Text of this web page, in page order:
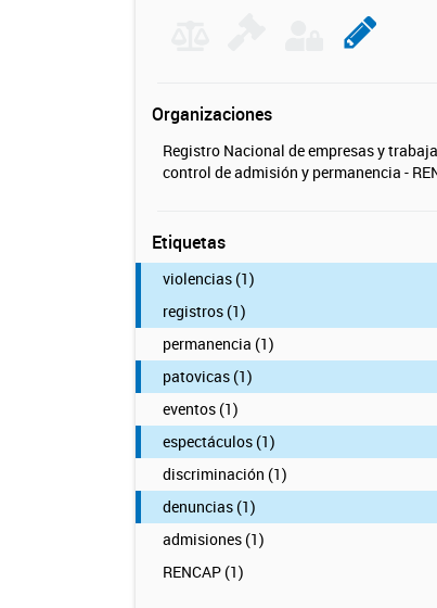
Organizaciones
Registro Nacional de empresas y
control de admisión y permanencia -
Etiquetas
violencias (1)
registros (1)
permanencia (1)
patovicas (1)
eventos (1)
espectáculos (1)
discriminación (1)
denuncias (1)
admisiones (1)
RENCAP (1)